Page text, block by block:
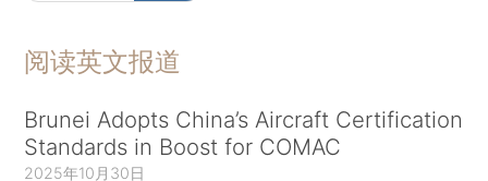
阅读英文报道
Brunei Adopts China’s Aircraft Certification
Standards in Boost for COMAC
2025年10月30日